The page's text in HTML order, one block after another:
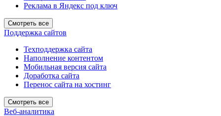
Реклама в Яндекс под ключ
Смотреть все
Поддержка сайтов
Техподдержка сайта
Наполнение контентом
Мобильная версия сайта
Доработка сайта
Перенос сайта на хостинг
Смотреть все
Веб-аналитика